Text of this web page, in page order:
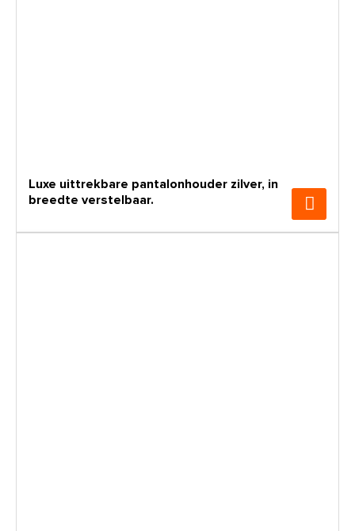
Luxe uittrekbare pantalonhouder zilver, in
breedte verstelbaar.